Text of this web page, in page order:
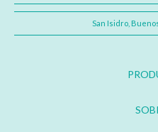
San Isidro,